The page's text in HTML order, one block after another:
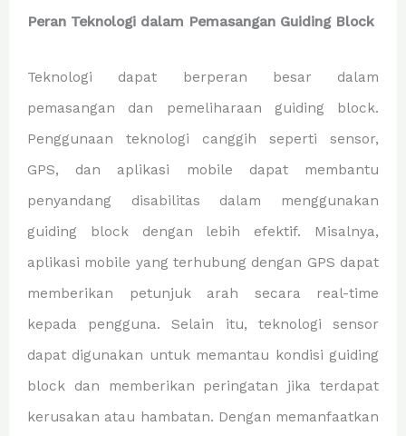
Peran Teknologi dalam Pemasangan Guiding Block
Teknologi dapat berperan besar dalam
pemasangan dan pemeliharaan guiding block.
Penggunaan teknologi canggih seperti sensor,
GPS, dan aplikasi mobile dapat membantu
penyandang disabilitas dalam menggunakan
guiding block dengan lebih efektif. Misalnya,
aplikasi mobile yang terhubung dengan GPS dapat
memberikan petunjuk arah secara real-time
kepada pengguna. Selain itu, teknologi sensor
dapat digunakan untuk memantau kondisi guiding
block dan memberikan peringatan jika terdapat
kerusakan atau hambatan. Dengan memanfaatkan